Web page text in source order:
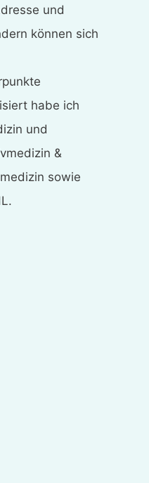
und
können sich
habe ich
und
&
sowie